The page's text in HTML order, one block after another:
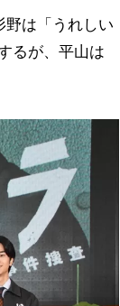
野は「うれしい
るが、平山は